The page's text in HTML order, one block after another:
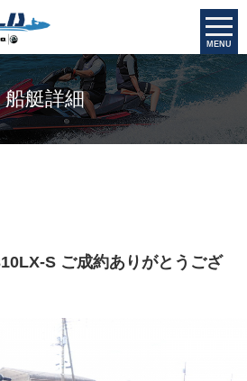
MENU
船艇詳細
S ご成約ありがとうござ